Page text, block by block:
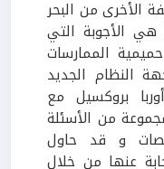
الأخرى من البحر
الأجوبة التي
الممارسات
النظام الجديد
بروكسيل مع
من الأسئلة
و قد حاول
عنها من خلال